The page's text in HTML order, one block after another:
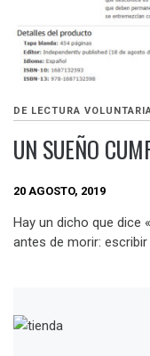
DE LECTURA
UN SUEÑO
20 AGOSTO, 2019
Hay un dicho que dice
antes de morir: